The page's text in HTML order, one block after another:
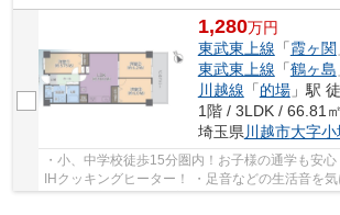
1,280万円
東武東上線 「霞ヶ関
東武東上線 「鶴ヶ島
川越線 「的場」駅
1階 / 3LDK / 66.81㎡
埼玉県 川越市大字小
・小、中学校徒歩15分圏内！お子様の通学も安
IHクッキングヒーター！ ・足音などの生活音を